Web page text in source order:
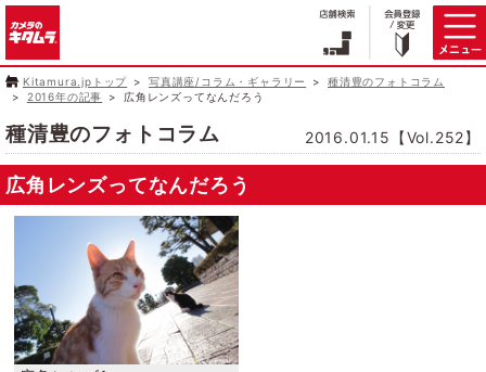
Kitamura.jpトップ 写真講座/コラム・ギャラリー
種清豊のフォトコラム
2016年の記事
広角レンズってなんだろう
種清豊のフォトコラム 2016.01.15【Vol.252】
広角レンズってなんだろう